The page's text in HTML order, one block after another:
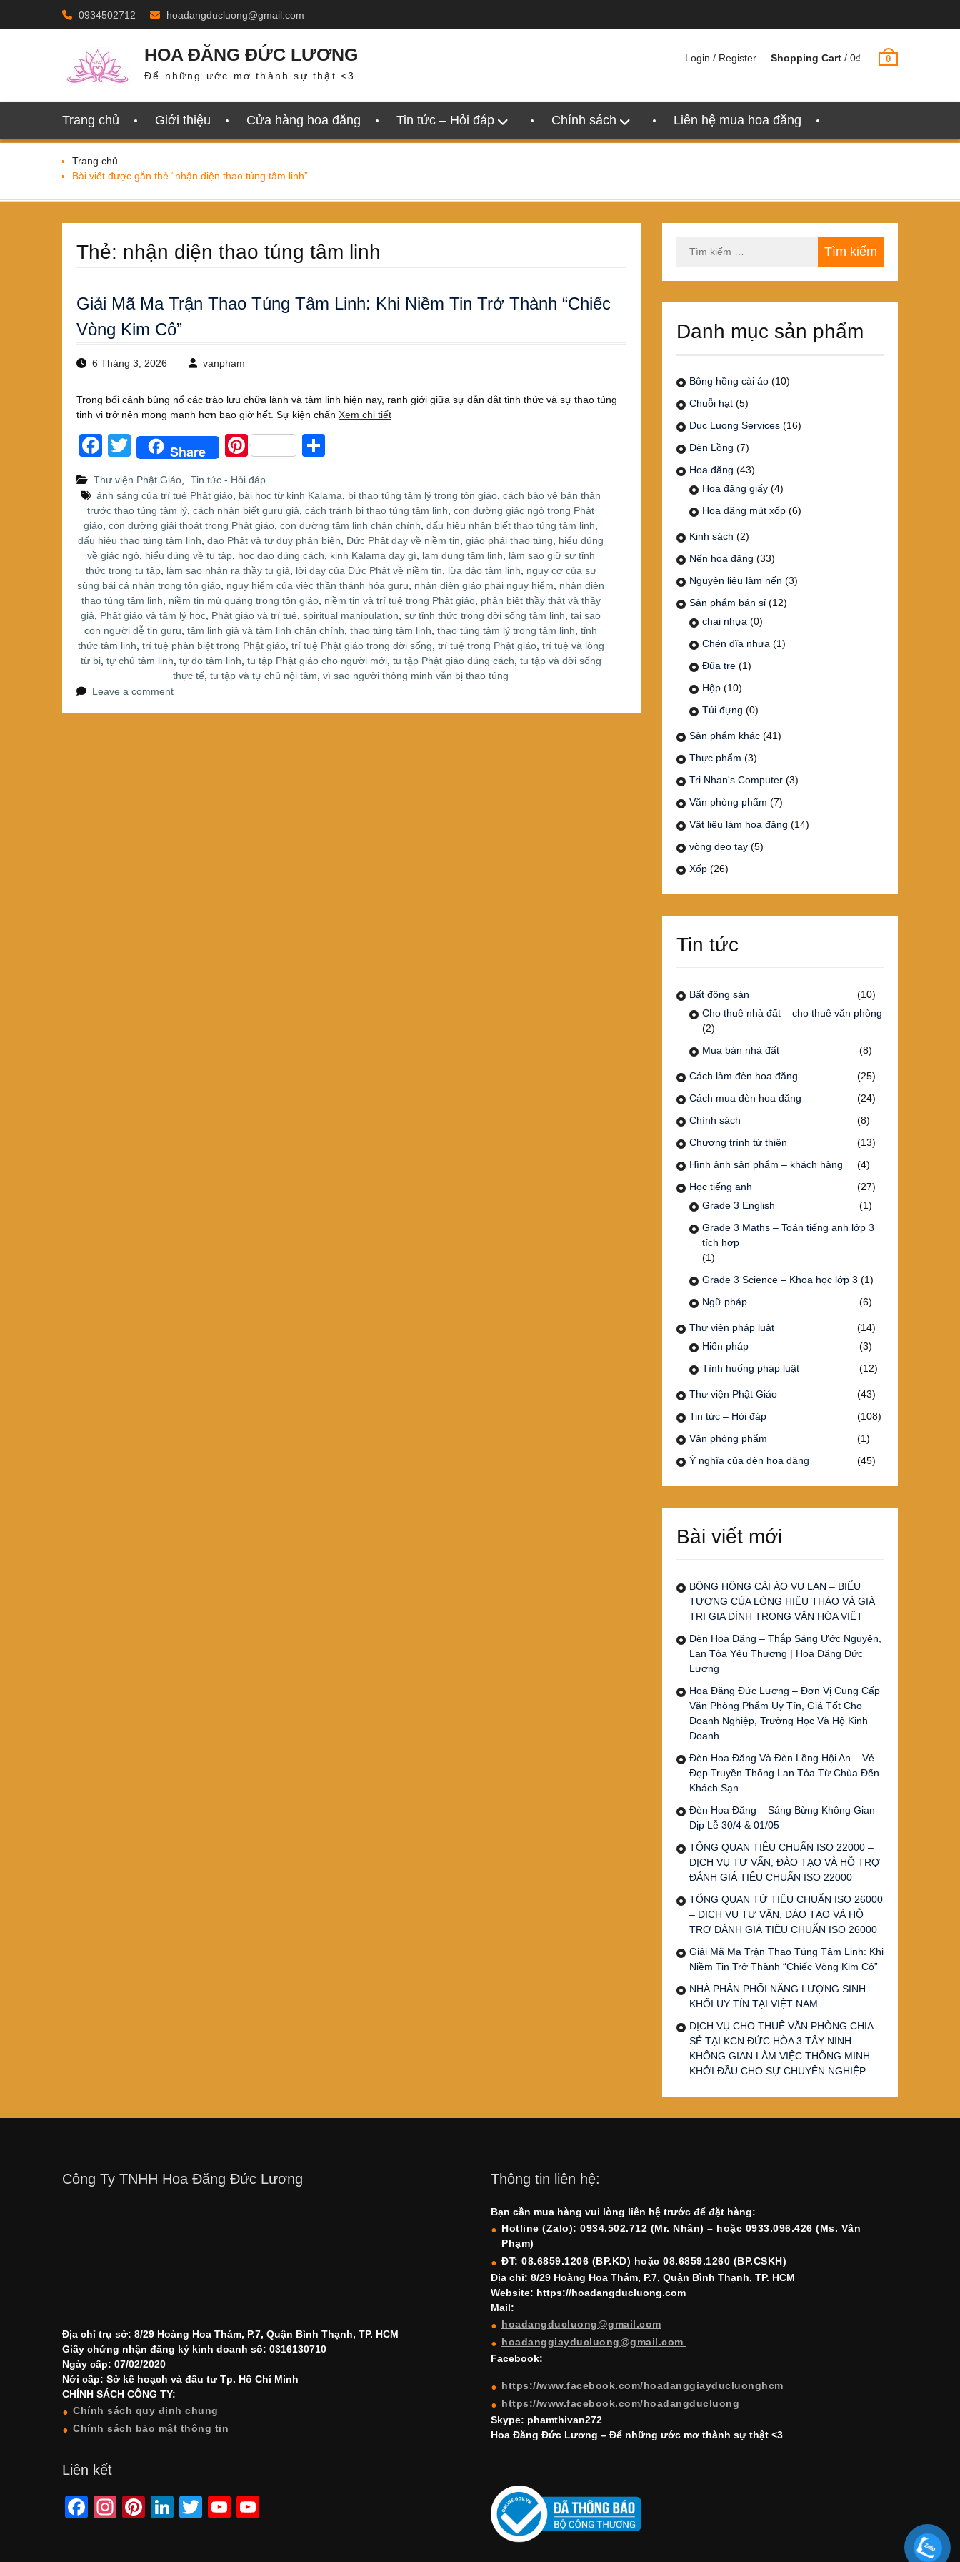
0934502712 hoadangducluong@gmail.com
HOA ĐĂNG ĐỨC LƯƠNG
Để những ước mơ thành sự thật <3
Login / Register Shopping Cart / 0₫ 0
Trang chủ Giới thiệu Cửa hàng hoa đăng Tin tức – Hỏi đáp Chính sách Liên hệ mua hoa đăng
Trang chủ
Bài viết được gắn thẻ “nhận diện thao túng tâm linh”
Thẻ: nhận diện thao túng tâm linh
Giải Mã Ma Trận Thao Túng Tâm Linh: Khi Niềm Tin Trở Thành “Chiếc
Vòng Kim Cô”
6 Tháng 3, 2026 vanpham
Trong bối cảnh bùng nổ các trào lưu chữa lành và tâm linh hiện nay, ranh giới giữa sự dẫn dắt tỉnh thức và sự thao túng
tinh vi trở nên mong manh hơn bao giờ hết. Sự kiện chấn Xem chi tiết
F
c
e
b
o
o
k
T
tt
er
Share
Pi
er
e
st
ar
e
Thư viện Phật Giáo
Tin tức - Hỏi đáp
ánh sáng của trí tuệ Phật giáo bài học từ kinh Kalama bị thao túng tâm lý trong tôn giáo cách bảo vệ bản thân
trước thao túng tâm lý cách nhận biết guru giả cách tránh bị thao túng tâm linh con đường giác ngộ trong Phật
giáo con đường giải thoát trong Phật giáo con đường tâm linh chân chính dấu hiệu nhận biết thao túng tâm linh
dấu hiệu thao túng tâm linh đạo Phật và tư duy phản biện Đức Phật dạy về niềm tin giáo phái thao túng
hiểu đúng
về giác ngộ, hiểu đúng về tu tập, học đạo đúng cách kinh Kalama dạy gì lạm dụng tâm linh
làm sao giữ sự tỉnh
thức trong tu tập, làm sao nhận ra thầy tu giả lời dạy của Đức Phật về niềm tin lừa đảo tâm linh
nguy cơ của sự
sùng bái cá nhân trong tôn giáo nguy hiểm của việc thần thánh hóa guru nhận diện giáo phái nguy hiểm
nhận diện
thao túng tâm linh
niềm tin mù quáng trong tôn giáo, niềm tin và trí tuệ trong Phật giáo, phân biệt thầy thật và thầy
giả
Phật giáo và tâm lý học Phật giáo và trí tuệ spiritual manipulation sự tỉnh thức trong đời sống tâm linh tại sao
con người dễ tin guru tâm linh giả và tâm linh chân chính thao túng tâm linh thao túng tâm lý trong tâm linh tỉnh
thức tâm linh trí tuệ phân biệt trong Phật giáo, trí tuệ Phật giáo trong đời sống trí tuệ trong Phật giáo, trí tuệ và lòng
từ bi, tự chủ tâm linh tự do tâm linh tu tập Phật giáo cho người mới, tu tập Phật giáo đúng cách tu tập và đời sống
thực tế tu tập và tự chủ nội tâm vì sao người thông minh vẫn bị thao túng
Leave a comment
kiếm
Danh mục sản phẩm
Bông hồng cài áo (10)
Chuỗi hạt (5)
Duc Luong Services (16)
Đèn Lồng (7)
Hoa đăng (43)
Hoa đăng giấy (4)
Hoa đăng mút xốp (6)
Kinh sách (2)
Nến hoa đăng (33)
Nguyên liệu làm nến (3)
Sản phẩm bán sỉ (12)
chai nhựa (0)
Chén đĩa nhựa (1)
Đũa tre (1)
Hộp (10)
Túi đựng (0)
Sản phẩm khác (41)
Thực phẩm (3)
Tri Nhan's Computer (3)
Văn phòng phẩm (7)
Vật liệu làm hoa đăng (14)
vòng đeo tay (5)
Xốp (26)
Tin tức
Bất động sản
(10)
Cho thuê nhà đất – cho thuê văn phòng
(2)
Mua bán nhà đất
(8)
Cách làm đèn hoa đăng
(25)
Cách mua đèn hoa đăng
(24)
Chính sách
(8)
Chương trình từ thiện
(13)
Hình ảnh sản phẩm – khách hàng
(4)
Học tiếng anh
(27)
Grade 3 English
(1)
Grade 3 Maths – Toán tiếng anh lớp 3
tích hợp
(1)
Grade 3 Science – Khoa học lớp 3 (1)
Ngữ pháp
(6)
Thư viện pháp luật
(14)
Hiến pháp
(3)
Tình huống pháp luật
(12)
Thư viện Phật Giáo
(43)
Tin tức – Hỏi đáp
(108)
Văn phòng phẩm
(1)
Ý nghĩa của đèn hoa đăng
(45)
Bài viết mới
BÔNG HỒNG CÀI ÁO VU LAN – BIỂU
TƯỢNG CỦA LÒNG HIẾU THẢO VÀ GIÁ
TRỊ GIA ĐÌNH TRONG VĂN HÓA VIỆT
Đèn Hoa Đăng – Thắp Sáng Ước Nguyện,
Lan Tỏa Yêu Thương | Hoa Đăng Đức
Lương
Hoa Đăng Đức Lương – Đơn Vị Cung Cấp
Văn Phòng Phẩm Uy Tín, Giá Tốt Cho
Doanh Nghiệp, Trường Học Và Hộ Kinh
Doanh
Đèn Hoa Đăng Và Đèn Lồng Hội An – Vẻ
Đẹp Truyền Thống Lan Tỏa Từ Chùa Đến
Khách Sạn
Đèn Hoa Đăng – Sáng Bừng Không Gian
Dịp Lễ 30/4 & 01/05
TỔNG QUAN TIÊU CHUẨN ISO 22000 –
DỊCH VỤ TƯ VẤN, ĐÀO TẠO VÀ HỖ TRỢ
ĐÁNH GIÁ TIÊU CHUẨN ISO 22000
TỔNG QUAN TỪ TIÊU CHUẨN ISO 26000
– DỊCH VỤ TƯ VẤN, ĐÀO TẠO VÀ HỖ
TRỢ ĐÁNH GIÁ TIÊU CHUẨN ISO 26000
Giải Mã Ma Trận Thao Túng Tâm Linh: Khi
Niềm Tin Trở Thành “Chiếc Vòng Kim Cô”
NHÀ PHÂN PHỐI NĂNG LƯỢNG SINH
KHỐI UY TÍN TẠI VIỆT NAM
DỊCH VỤ CHO THUÊ VĂN PHÒNG CHIA
SẺ TẠI KCN ĐỨC HÒA 3 TÂY NINH –
KHÔNG GIAN LÀM VIỆC THÔNG MINH –
KHỞI ĐẦU CHO SỰ CHUYÊN NGHIỆP
Công Ty TNHH Hoa Đăng Đức Lương
Địa chỉ trụ sở: 8/29 Hoàng Hoa Thám, P.7, Quận Bình Thạnh, TP. HCM
Giấy chứng nhận đăng ký kinh doanh số: 0316130710
Ngày cấp: 07/02/2020
Nới cấp: Sở kế hoạch và đầu tư Tp. Hồ Chí Minh
CHÍNH SÁCH CÔNG TY:
Chính sách quy định chung
Chính sách bảo mật thông tin
Liên kết
F
In
Pi
Li
T
Y
Thông tin liên hệ:
Bạn cần mua hàng vui lòng liên hệ trước để đặt hàng:
Hotline (Zalo): 0934.502.712 (Mr. Nhân) – hoặc 0933.096.426 (Ms. Vân
Phạm)
ĐT: 08.6859.1206 (BP.KD) hoặc 08.6859.1260 (BP.CSKH)
Địa chỉ: 8/29 Hoàng Hoa Thám, P.7, Quận Bình Thạnh, TP. HCM
Website: https://hoadangducluong.com
Mail:
hoadangducluong@gmail.com
hoadanggiayducluong@gmail.com
Facebook:
https://www.facebook.com/hoadanggiayducluonghcm
https://www.facebook.com/hoadangducluong
Skype: phamthivan272
Hoa Đăng Đức Lương – Để những ước mơ thành sự thật <3